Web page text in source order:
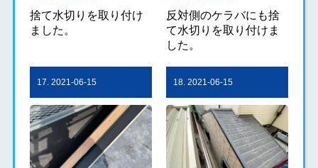
捨て水切りを取り付け
ました。
反対側のケラバにも捨
て水切りを取り付けま
した。
17. 2021-06-15 18. 2021-06-15